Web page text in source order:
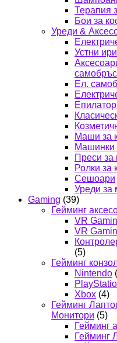
Терапия
Бои за
Уреди &
Устни
Ел.
Маши за
Машинки
Преси за
Ролки за
Сешоари
Уреди за
Gaming (39)
Гейминг
VR
VR
(5)
Гейминг
Nintendo
Xbox (4)
Гейминг
Монитори (5)
Гейминг
Гейминг